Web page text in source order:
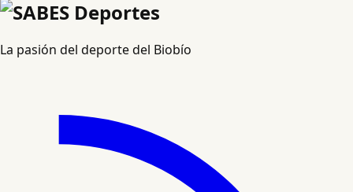
La pasión del deporte del Biobío